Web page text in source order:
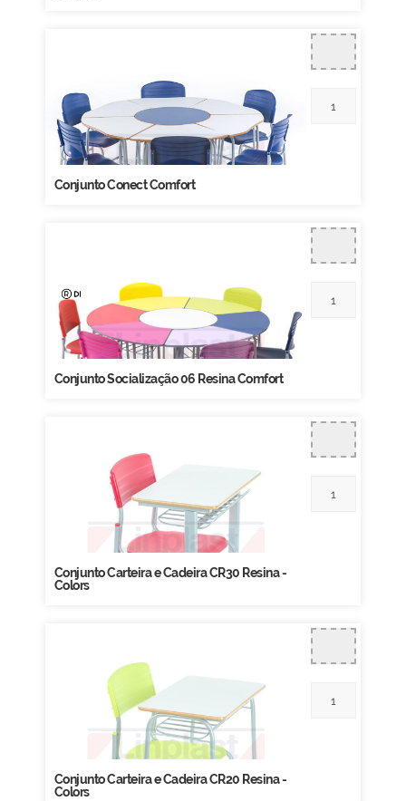
Conjunto Conect Comfort
Conjunto Socialização 06 Resina Comfort
Conjunto Carteira e Cadeira CR30 Resina -
Colors
Conjunto Carteira e Cadeira CR20 Resina -
Colors